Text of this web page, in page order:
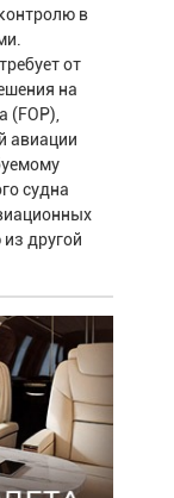
в
от
на
(FOP),
авиации
судна
другой